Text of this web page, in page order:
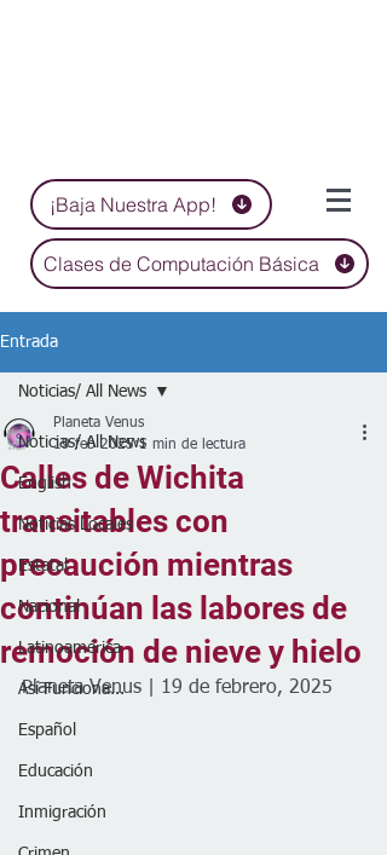
¡Baja Nuestra App!
Clases de Computación Básica
Entrada
Noticias/ All News
English
Noticias Locales
Estatal
Nacional
Latinoamérica
Así Funciona...
Español
Educación
Inmigración
Noticias/ All News
Calles de Wichita
transitables con
precaución mientras
continúan las labores de
remoción de nieve y hielo
Planeta Venus
19 feb 2025 1 min de lectura
Planeta Venus | 19 de febrero, 2025